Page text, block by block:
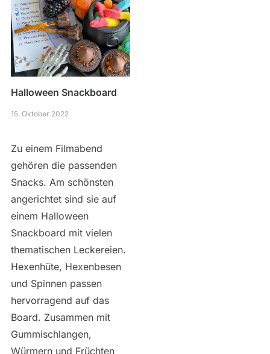
Halloween Snackboard
15. Oktober 2022
Zu einem Filmabend
gehören die passenden
Snacks. Am schönsten
angerichtet sind sie auf
einem Halloween
Snackboard mit vielen
thematischen Leckereien.
Hexenhüte, Hexenbesen
und Spinnen passen
hervorragend auf das
Board. Zusammen mit
Gummischlangen,
Würmern und Früchten